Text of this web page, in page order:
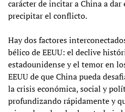
carácter de incitar a China a
precipitar el conflicto.
Hay dos factores
bélico de EEUU: el declive
estadounidense y el temor en
EEUU de que China pueda
la crisis económica, social y
profundizando rápidamente y